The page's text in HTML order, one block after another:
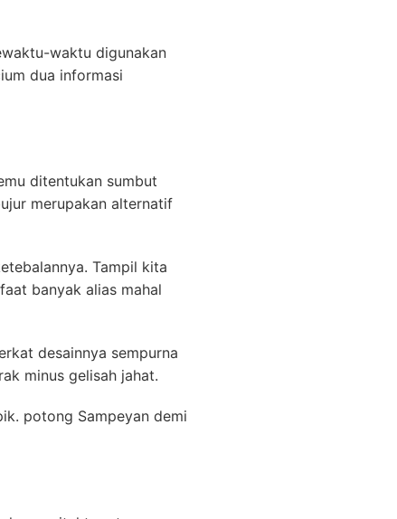
waktu digunakan
dua informasi
ditentukan sumbut
merupakan alternatif
Tampil kita
banyak alias mahal
desainnya sempurna
minus gelisah jahat.
potong Sampeyan demi